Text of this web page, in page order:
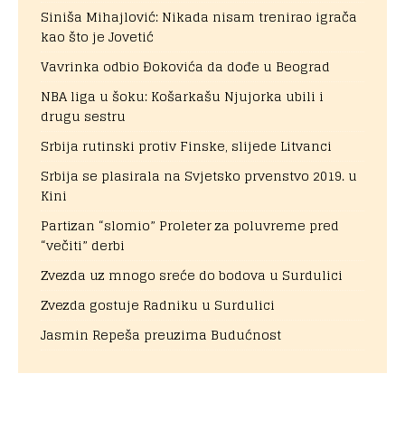
Siniša Mihajlović: Nikada nisam trenirao igrača
kao što je Jovetić
Vavrinka odbio Đokovića da dođe u Beograd
NBA liga u šoku: Košarkašu Njujorka ubili i
drugu sestru
Srbija rutinski protiv Finske, slijede Litvanci
Srbija se plasirala na Svjetsko prvenstvo 2019. u
Kini
Partizan “slomio” Proleter za poluvreme pred
“večiti” derbi
Zvezda uz mnogo sreće do bodova u Surdulici
Zvezda gostuje Radniku u Surdulici
Jasmin Repeša preuzima Budućnost